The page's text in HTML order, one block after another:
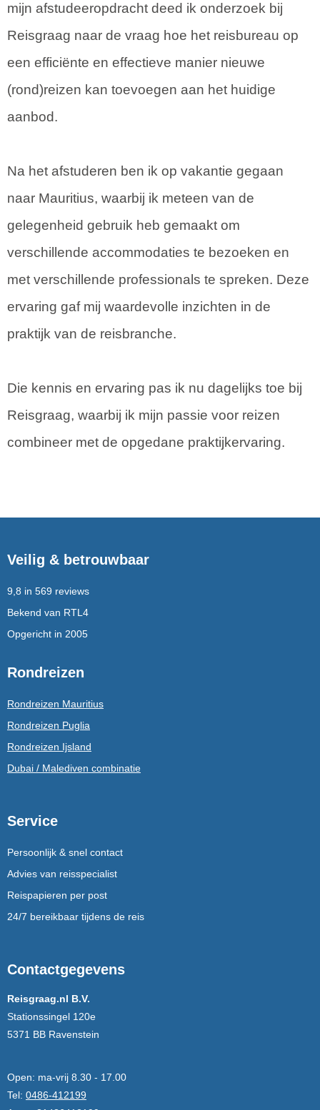
mijn afstudeeropdracht deed ik onderzoek bij
Reisgraag naar de vraag hoe het reisbureau op
een efficiënte en effectieve manier nieuwe
(rond)reizen kan toevoegen aan het huidige
aanbod.
Na het afstuderen ben ik op vakantie gegaan
naar Mauritius, waarbij ik meteen van de
gelegenheid gebruik heb gemaakt om
verschillende accommodaties te bezoeken en
met verschillende professionals te spreken. Deze
ervaring gaf mij waardevolle inzichten in de
praktijk van de reisbranche.
Die kennis en ervaring pas ik nu dagelijks toe bij
Reisgraag, waarbij ik mijn passie voor reizen
combineer met de opgedane praktijkervaring.
Veilig & betrouwbaar
9,8 in 569 reviews
Bekend van RTL4
Opgericht in 2005
Rondreizen
Rondreizen Mauritius
Rondreizen Puglia
Rondreizen Ijsland
Dubai / Malediven combinatie
Service
Persoonlijk & snel contact
Advies van reisspecialist
Reispapieren per post
24/7 bereikbaar tijdens de reis
Contactgegevens
Reisgraag.nl B.V.
Stationssingel 120e
5371 BB Ravenstein
Open: ma-vrij 8.30 - 17.00
Tel: 0486-412199